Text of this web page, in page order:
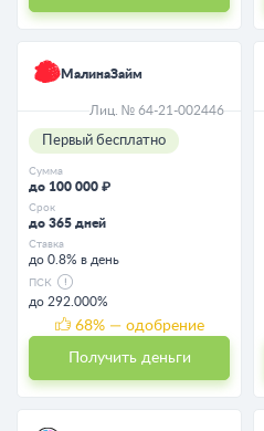
МалинаЗайм
Лиц. № 64-21-002446
Первый бесплатно
Сумма
до 100 000 ₽
Срок
до 365 дней
Ставка
до 0.8% в день
ПСК
до 292.000%
68% — одобрение
Получить деньги